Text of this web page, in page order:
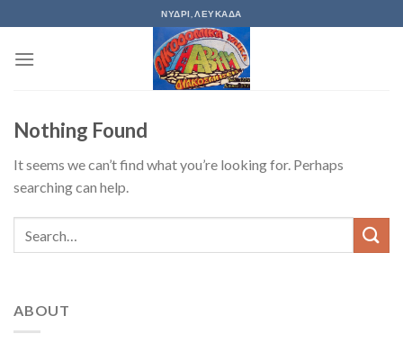
to
content
ΝΥΔΡΙ, ΛΕΥΚΑΔΑ
Nothing Found
It seems we can’t find what you’re looking for. Perhaps
searching can help.
ABOUT